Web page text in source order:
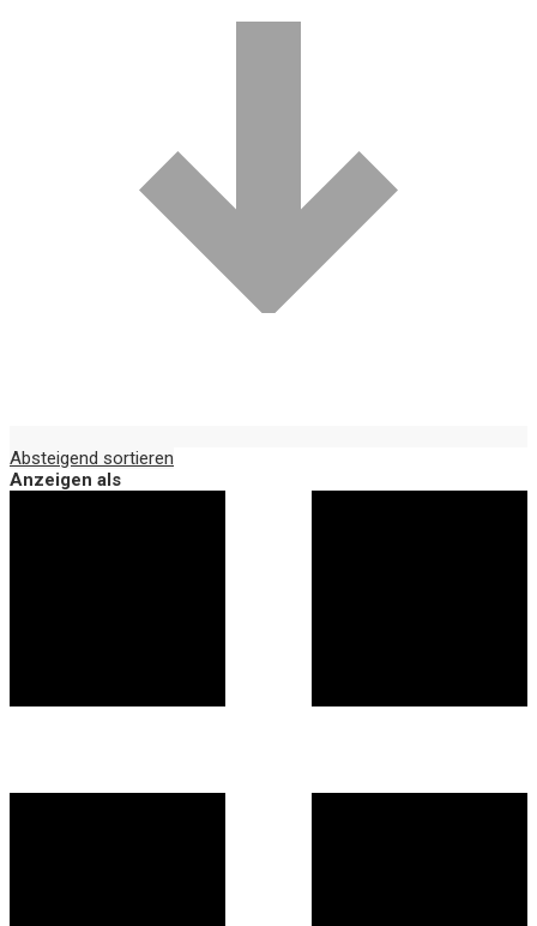
Absteigend sortieren
Anzeigen als